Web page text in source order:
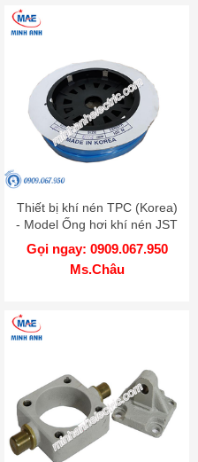
Thiết bị khí nén TPC (Korea)
- Model Ống hơi khí nén JST
0604 BU 100
Gọi ngay: 0909.067.950
Ms.Châu